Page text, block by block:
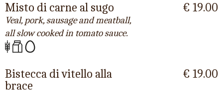
Misto di carne al sugo
Veal, pork, sausage and meatball,
all slow cooked in tomato sauce.
€ 19.00
Bistecca di vitello alla
brace
€ 19.00